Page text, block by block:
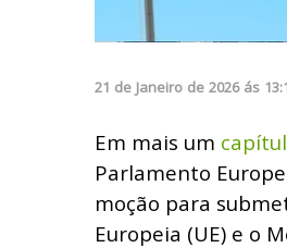
21 de Janeiro de 2026 ás
Em mais um
Parlamento
moção para
Europeia (UE) e o